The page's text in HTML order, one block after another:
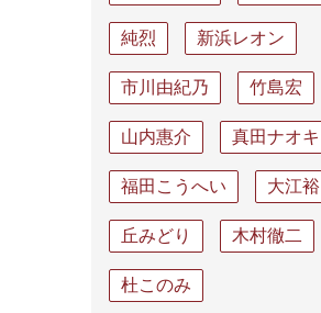
純烈 新浜レオン
市川由紀乃 竹島宏
山内惠介 真田ナオキ
福田こうへい 大江裕
丘みどり 木村徹二
杜このみ